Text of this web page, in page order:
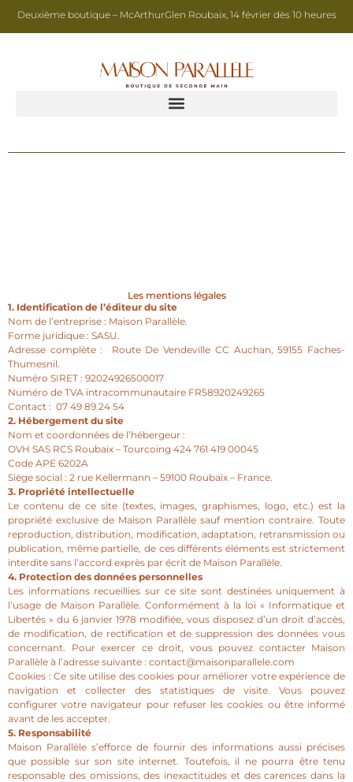
Deuxième boutique – McArthurGlen Roubaix, 14 février dès 10 heures
Les mentions légales
1. Identification de l’éditeur du site
Nom de l’entreprise : Maison Parallèle.
Forme juridique : SASU.
Adresse complète : Route De Vendeville CC Auchan, 59155 Faches-
Thumesnil.
Numéro SIRET : 92024926500017
Numéro de TVA intracommunautaire FR58920249265
Contact : 07 49 89 24 54
2. Hébergement du site
Nom et coordonnées de l’hébergeur :
OVH SAS RCS Roubaix – Tourcoing 424 761 419 00045
Code APE 6202A
Siège social : 2 rue Kellermann – 59100 Roubaix – France.
3. Propriété intellectuelle
Le contenu de ce site (textes, images, graphismes, logo, etc.) est la
propriété exclusive de Maison Parallèle sauf mention contraire. Toute
reproduction, distribution, modification, adaptation, retransmission ou
publication, même partielle, de ces différents éléments est strictement
interdite sans l’accord exprès par écrit de Maison Parallèle.
4. Protection des données personnelles
Les informations recueillies sur ce site sont destinées uniquement à
l’usage de Maison Parallèle. Conformément à la loi « Informatique et
Libertés » du 6 janvier 1978 modifiée, vous disposez d’un droit d’accès,
de modification, de rectification et de suppression des données vous
concernant. Pour exercer ce droit, vous pouvez contacter Maison
Parallèle à l’adresse suivante : contact@maisonparallele.com
Cookies : Ce site utilise des cookies pour améliorer votre expérience de
navigation et collecter des statistiques de visite. Vous pouvez
configurer votre navigateur pour refuser les cookies ou être informé
avant de les accepter.
5. Responsabilité
Maison Parallèle s’efforce de fournir des informations aussi précises
que possible sur son site internet. Toutefois, il ne pourra être tenu
responsable des omissions, des inexactitudes et des carences dans la